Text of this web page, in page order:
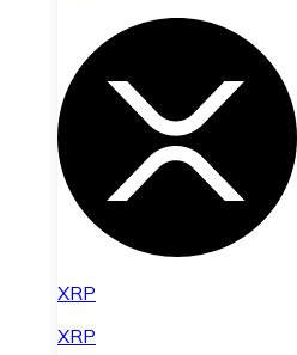
XRP
XRP